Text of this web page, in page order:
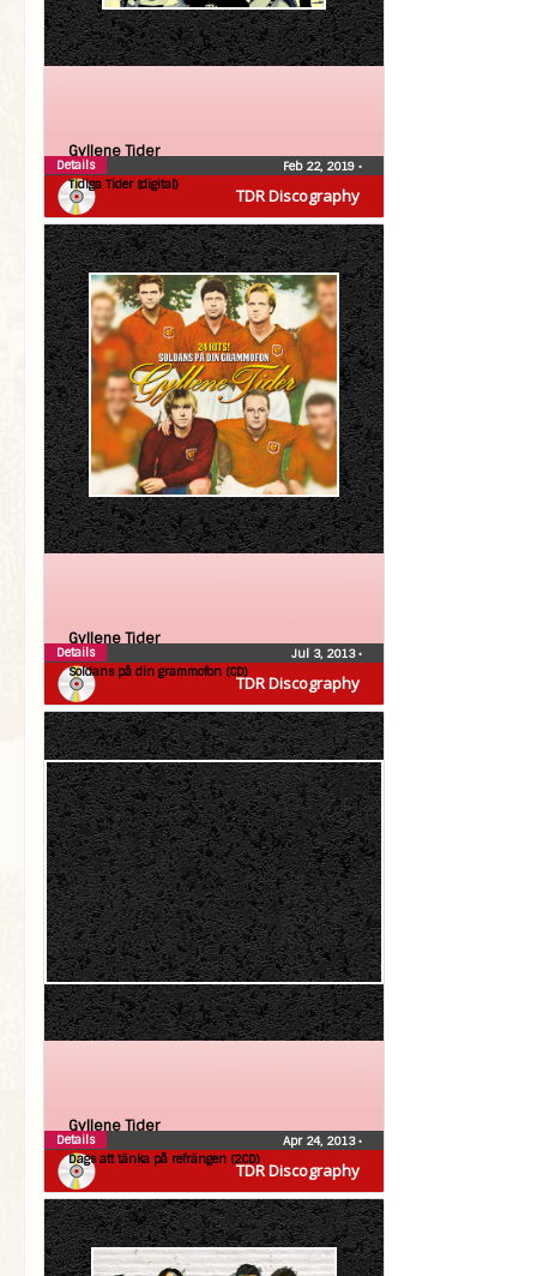
TDR Discography
Gyllene Tider
Tidiga Tider (digital)
Feb 22, 2019 •
Details
TDR Discography
Gyllene Tider
Soldans på din grammofon (CD)
Jul 3, 2013•
Details
TDR Discography
Gyllene Tider
Dags att tänka på refrängen (2CD)
Apr 24, 2013•
Details